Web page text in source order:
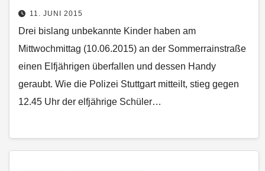
11. JUNI 2015
Drei bislang unbekannte Kinder haben am
Mittwochmittag (10.06.2015) an der Sommerrainstraße
einen Elfjährigen überfallen und dessen Handy
geraubt. Wie die Polizei Stuttgart mitteilt, stieg gegen
12.45 Uhr der elfjährige Schüler…